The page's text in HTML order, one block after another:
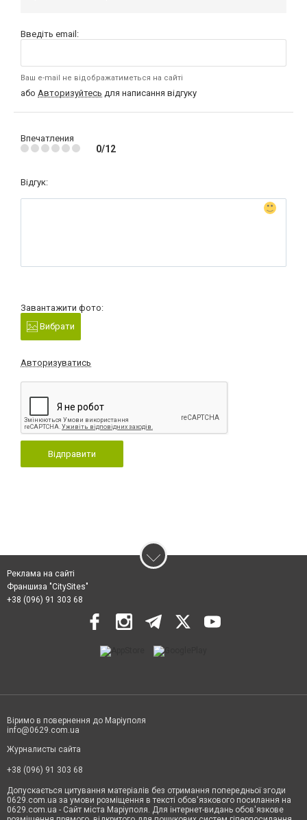
Введіть email:
Ваш e-mail не відображатиметься на сайті
або Авторизуйтесь для написання відгуку
Впечатления
0/12
Відгук:
Завантажити фото:
Вибрати
Авторизуватись
Відправити
Реклама на сайті
Франшиза "CitySites"
+38 (096) 91 303 68
Віримо в повернення до Маріуполя
info@0629.com.ua
Журналисты сайта
+38 (096) 91 303 68
Допускається цитування матеріалів без отримання попередньої згоди
0629.com.ua за умови розміщення в тексті обов'язкового посилання на
0629.com.ua - Сайт міста Маріуполя. Для інтернет-видань обов'язкове